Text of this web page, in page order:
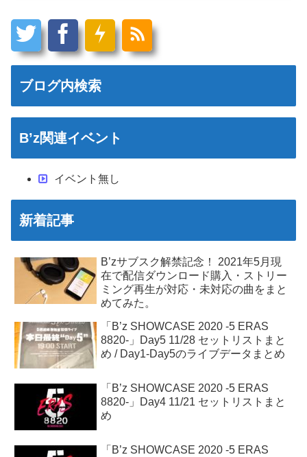
ブログ内検索
B’z関連イベント
イベント無し
新着記事
B’zサブスク解禁記念！ 2021年5月現
在で配信ダウンロード購入・ストリー
ミング再生が対応・未対応の曲をまと
めてみた。
「B’z SHOWCASE 2020 -5 ERAS
8820-」Day5 11/28 セットリストまと
め / Day1-Day5のライブデータまとめ
「B’z SHOWCASE 2020 -5 ERAS
8820-」Day4 11/21 セットリストまと
め
「B’z SHOWCASE 2020 -5 ERAS